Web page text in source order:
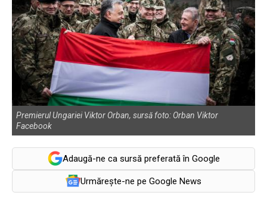
Premierul Ungariei Viktor Orban, sursă foto: Orban Viktor
Facebook
Adaugă-ne ca sursă preferată în Google
Urmărește-ne pe Google News